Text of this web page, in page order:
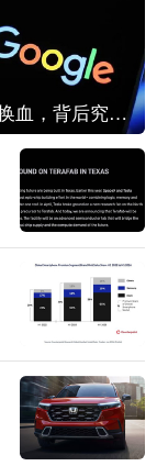
谷歌AI大换血，背后究竟发生了什么？